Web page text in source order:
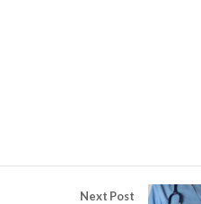
Next Post